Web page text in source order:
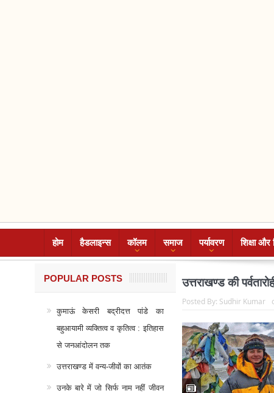
होम हैडलाइन्स कॉलम समाज पर्यावरण शिक्षा और
उत्तराखण्ड की
Posted By: Sudhir Kumar
POPULAR POSTS
कुमाऊं केसरी बद्रीदत्त पांडे का
बहुआयामी व्यक्तित्व व कृतित्व : इतिहास
से जनआंदोलन तक
उत्तराखण्ड में वन्य-जीवों का आतंक
उनके बारे में जो सिर्फ नाम नहीं जीवन